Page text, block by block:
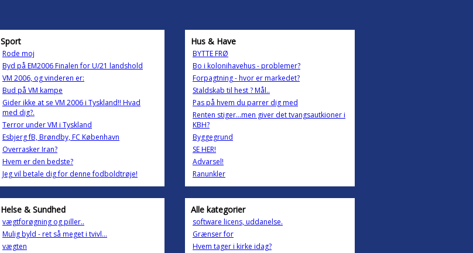
Sport
Rode moj
Byd på EM2006 Finalen for U/21 landshold
VM 2006, og vinderen er:
Bud på VM kampe
Gider ikke at se VM 2006 i Tyskland!! Hvad
med dig?.
Terror under VM i Tyskland
Esbjerg fB, Brøndby, FC København
Overrasker Iran?
Hvem er den bedste?
Jeg vil betale dig for denne fodboldtrøje!
Hus & Have
BYTTE FRØ
Bo i kolonihavehus - problemer?
Forpagtning - hvor er markedet?
Staldskab til hest ? Mål..
Pas på hvem du parrer dig med
Renten stiger...men giver det tvangsautkioner i
KBH?
Byggegrund
SE HER!
Advarsel!
Ranunkler
Helse & Sundhed
vægtforøgning og piller..
Mulig byld - ret så meget i tvivl...
vægten
Alle kategorier
software licens, uddanelse.
Grænser for
Hvem tager i kirke idag?